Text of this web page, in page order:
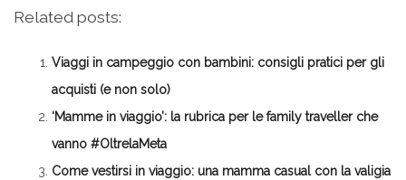
su
Facebook
in
una
finestra)
condividere
su
apre
in
nuova
finestra)
in
nuova
finestra)
in
una
nuova
Related posts:
Viaggi in campeggio con bambini: consigli pratici per gli
acquisti (e non solo)
‘Mamme in viaggio’: la rubrica per le family traveller che
vanno #OltrelaMeta
Come vestirsi in viaggio: una mamma casual con la valigia